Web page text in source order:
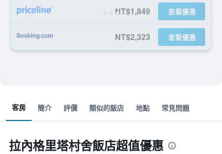
NT$1,849 查看優惠
NT$2,323 查看優惠
客房 簡介 評價 類似的飯店 地點 常見問題
拉內格里塔村舍飯店超值優惠